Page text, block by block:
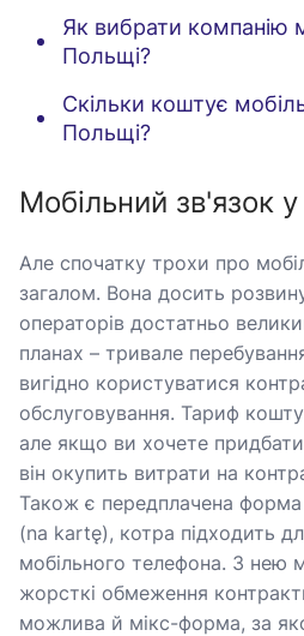
Як вибрати компанію
Польщі?
Скільки коштує
Польщі?
Мобільний зв'язок
Але спочатку трохи про
загалом. Вона досить
операторів достатньо
планах – тривале
вигідно користуватися
обслуговування. Тариф
але якщо ви хочете
він окупить витрати на
Також є передплачена форма
(na kartę), котра підходить
мобільного телефона. З нею
жорсткі обмеження
можлива й мікс-форма, за